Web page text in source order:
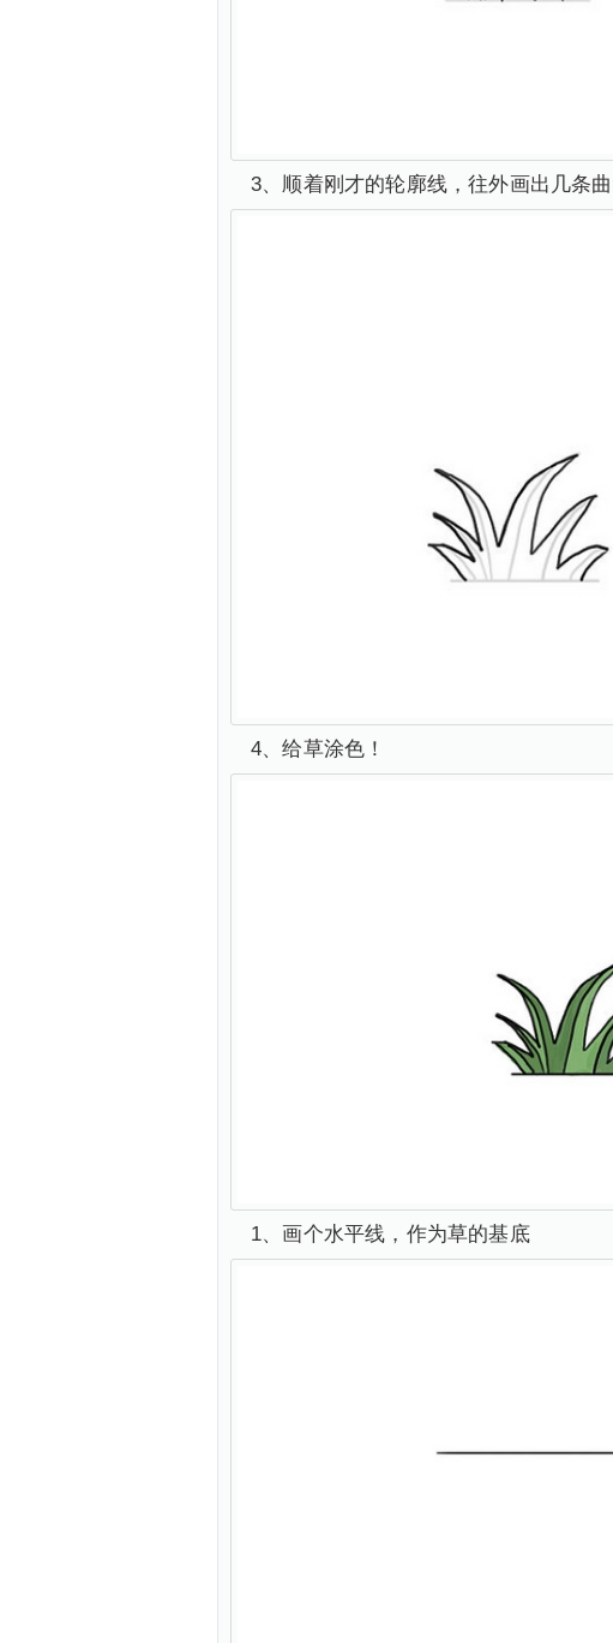
3、顺着刚才的轮廓线，往外画出几条
4、给草涂色！
1、画个水平线，作为草的基底